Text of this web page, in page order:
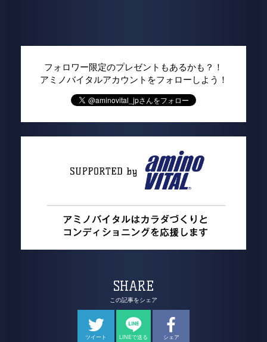
フォロワー限定のプレゼントもあるかも？！
アミノバイタルアカウントをフォローしよう！
SHARE
この記事をシェア
ツイート LINEで送る シェア